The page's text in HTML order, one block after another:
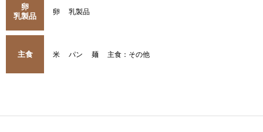
卵
乳製品
卵 乳製品
主食 米 パン 麺 主食：その他